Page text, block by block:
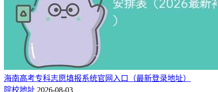
海南高考专科志愿填报系统官网入口（最新登录地址）
院校地址 2026-08-03